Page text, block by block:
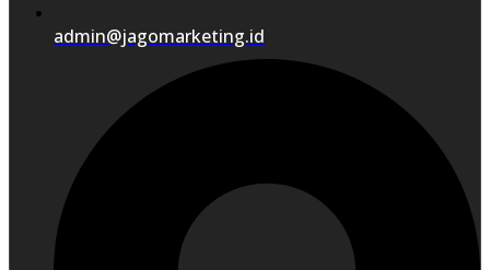
admin@jagomarketing.id